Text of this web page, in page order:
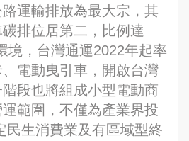
運輸排放為最大宗，其
排位居第二，比例達
境，台灣通運2022年起率
電動曳引車，開啟台灣
段也將組成小型電動商
範圍，不僅為產業界投
民生消費業及有區域型終